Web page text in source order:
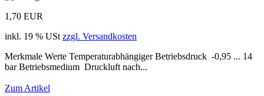
1,70 EUR
inkl. 19 % USt zzgl. Versandkosten
Merkmale Werte Temperaturabhängiger Betriebsdruck -0,95 ... 14
bar Betriebsmedium Druckluft nach...
Zum Artikel